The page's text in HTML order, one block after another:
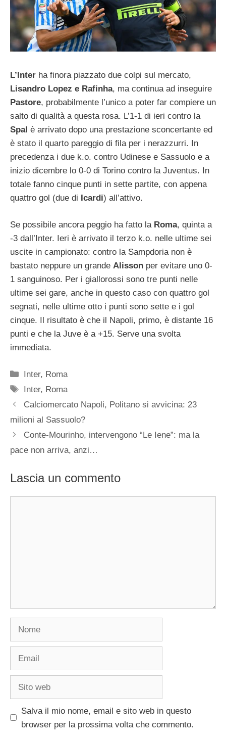
L’Inter ha finora piazzato due colpi sul mercato,
Lisandro Lopez e Rafinha, ma continua ad inseguire
Pastore, probabilmente l’unico a poter far compiere un
salto di qualità a questa rosa. L’1-1 di ieri contro la
Spal è arrivato dopo una prestazione sconcertante ed
è stato il quarto pareggio di fila per i nerazzurri. In
precedenza i due k.o. contro Udinese e Sassuolo e a
inizio dicembre lo 0-0 di Torino contro la Juventus. In
totale fanno cinque punti in sette partite, con appena
quattro gol (due di Icardi) all’attivo.
Se possibile ancora peggio ha fatto la Roma, quinta a
-3 dall’Inter. Ieri è arrivato il terzo k.o. nelle ultime sei
uscite in campionato: contro la Sampdoria non è
bastato neppure un grande Alisson per evitare uno 0-
1 sanguinoso. Per i giallorossi sono tre punti nelle
ultime sei gare, anche in questo caso con quattro gol
segnati, nelle ultime otto i punti sono sette e i gol
cinque. Il risultato è che il Napoli, primo, è distante 16
punti e che la Juve è a +15. Serve una svolta
immediata.
Categorie
Inter, Roma
Tag
Inter, Roma
Calciomercato Napoli, Politano si avvicina: 23
milioni al Sassuolo?
Conte-Mourinho, intervengono “Le Iene”: ma la
pace non arriva, anzi…
Lascia un commento
Salva il mio nome, email e sito web in questo
browser per la prossima volta che commento.